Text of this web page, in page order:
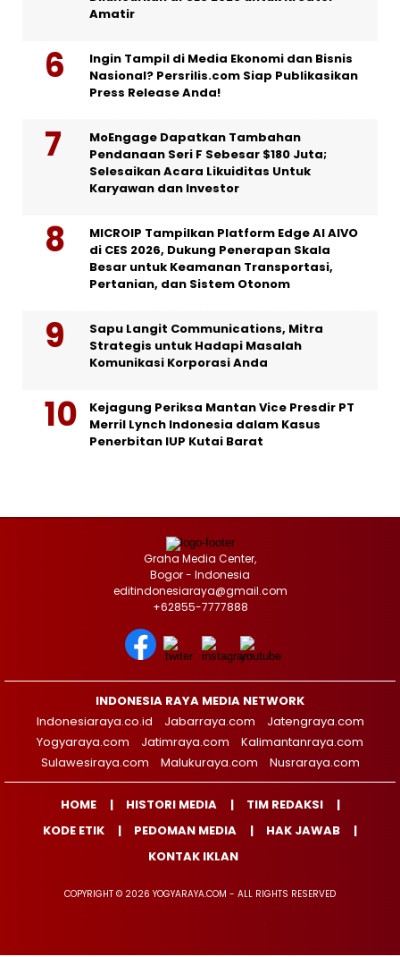
Amatir
Ingin Tampil di Media Ekonomi dan Bisnis
Nasional? Persrilis.com Siap Publikasikan
Press Release Anda!
MoEngage Dapatkan Tambahan
Pendanaan Seri F Sebesar $180 Juta;
Selesaikan Acara Likuiditas Untuk
Karyawan dan Investor
MICROIP Tampilkan Platform Edge AI AIVO
di CES 2026, Dukung Penerapan Skala
Besar untuk Keamanan Transportasi,
Pertanian, dan Sistem Otonom
Sapu Langit Communications, Mitra
Strategis untuk Hadapi Masalah
Komunikasi Korporasi Anda
Kejagung Periksa Mantan Vice Presdir PT
Merril Lynch Indonesia dalam Kasus
Penerbitan IUP Kutai Barat
Graha Media Center,
Bogor - Indonesia
editindonesiaraya@gmail.com
+62855-7777888
INDONESIA RAYA MEDIA NETWORK
Indonesiaraya.co.id
Jabarraya.com
Jatengraya.com
Yogyaraya.com
Jatimraya.com
Kalimantanraya.com
Sulawesiraya.com
Malukuraya.com Nusraraya.com
HOME HISTORI MEDIA
TIM REDAKSI
KODE ETIK
PEDOMAN MEDIA
HAK JAWAB
KONTAK IKLAN
COPYRIGHT © 2026 YOGYARAYA.COM - ALL RIGHTS RESERVED